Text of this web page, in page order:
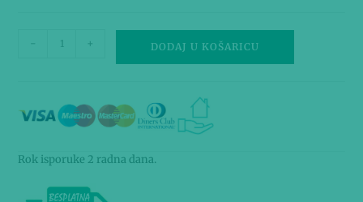
+ DODAJ U KOŠARICU
Rok isporuke 2 radna dana.